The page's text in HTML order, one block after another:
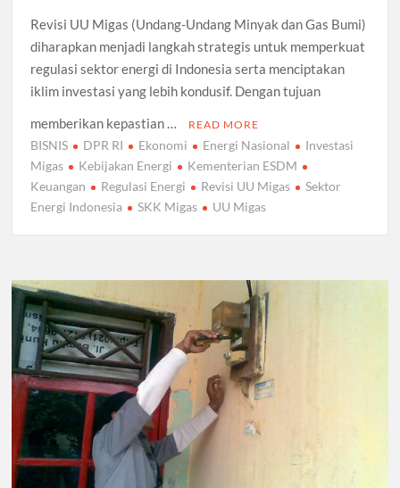
Revisi UU Migas (Undang-Undang Minyak dan Gas Bumi)
diharapkan menjadi langkah strategis untuk memperkuat
regulasi sektor energi di Indonesia serta menciptakan
iklim investasi yang lebih kondusif. Dengan tujuan
memberikan kepastian …
READ MORE
BISNIS DPR RI Ekonomi Energi Nasional
Investasi
Migas
Kebijakan Energi
Kementerian ESDM
Keuangan
Regulasi Energi Revisi UU Migas
Sektor
Energi Indonesia
SKK Migas UU Migas